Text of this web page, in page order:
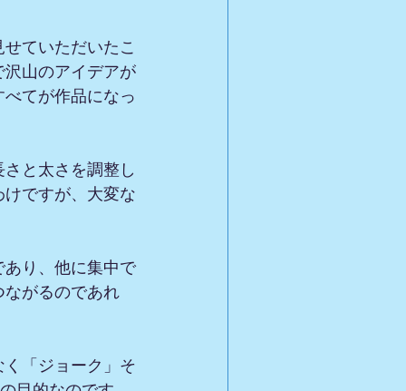
ていただいたこ
山のアイデアが
てが作品になっ
と太さを調整し
ですが、大変な
り、他に集中で
がるのであれ
「ジョーク」そ